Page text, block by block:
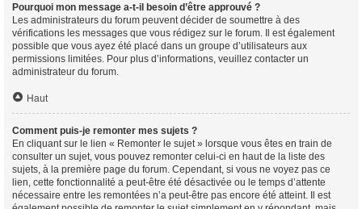
Pourquoi mon message a-t-il besoin d’être approuvé ?
Les administrateurs du forum peuvent décider de soumettre à des
vérifications les messages que vous rédigez sur le forum. Il est également
possible que vous ayez été placé dans un groupe d’utilisateurs aux
permissions limitées. Pour plus d’informations, veuillez contacter un
administrateur du forum.
Haut
Comment puis-je remonter mes sujets ?
En cliquant sur le lien « Remonter le sujet » lorsque vous êtes en train de
consulter un sujet, vous pouvez remonter celui-ci en haut de la liste des
sujets, à la première page du forum. Cependant, si vous ne voyez pas ce
lien, cette fonctionnalité a peut-être été désactivée ou le temps d’attente
nécessaire entre les remontées n’a peut-être pas encore été atteint. Il est